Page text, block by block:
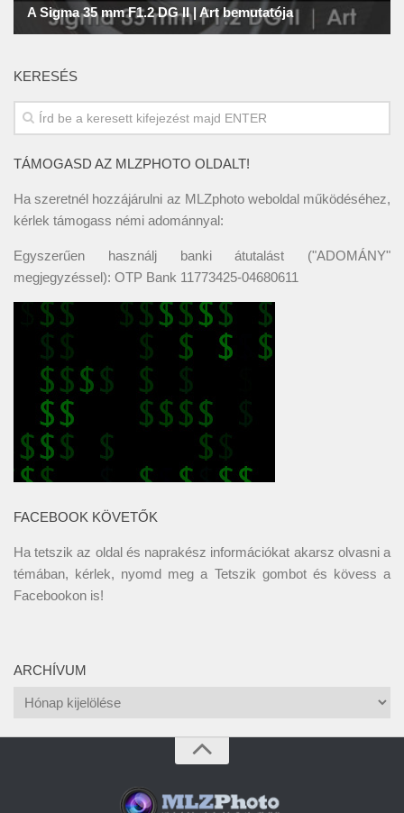
KERESÉS
TÁMOGASD AZ MLZPHOTO OLDALT!
Ha szeretnél hozzájárulni az MLZphoto weboldal működéséhez,
kérlek támogass némi adománnyal:
Egyszerűen használj banki átutalást ("ADOMÁNY"
megjegyzéssel): OTP Bank 11773425-04680611
FACEBOOK KÖVETŐK
Ha tetszik az oldal és naprakész információkat akarsz olvasni a
témában, kérlek, nyomd meg a Tetszik gombot és kövess a
Facebookon is!
ARCHÍVUM
Archívum